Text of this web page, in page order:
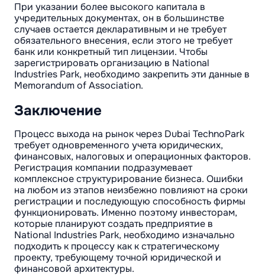
При указании более высокого капитала в
учредительных документах, он в большинстве
случаев остается декларативным и не требует
обязательного внесения, если этого не требует
банк или конкретный тип лицензии. Чтобы
зарегистрировать организацию в National
Industries Park, необходимо закрепить эти данные в
Memorandum of Association.
Заключение
Процесс выхода на рынок через Dubai TechnoPark
требует одновременного учета юридических,
финансовых, налоговых и операционных факторов.
Регистрация компании подразумевает
комплексное структурирование бизнеса. Ошибки
на любом из этапов неизбежно повлияют на сроки
регистрации и последующую способность фирмы
функционировать. Именно поэтому инвесторам,
которые планируют создать предприятие в
National Industries Park, необходимо изначально
подходить к процессу как к стратегическому
проекту, требующему точной юридической и
финансовой архитектуры.